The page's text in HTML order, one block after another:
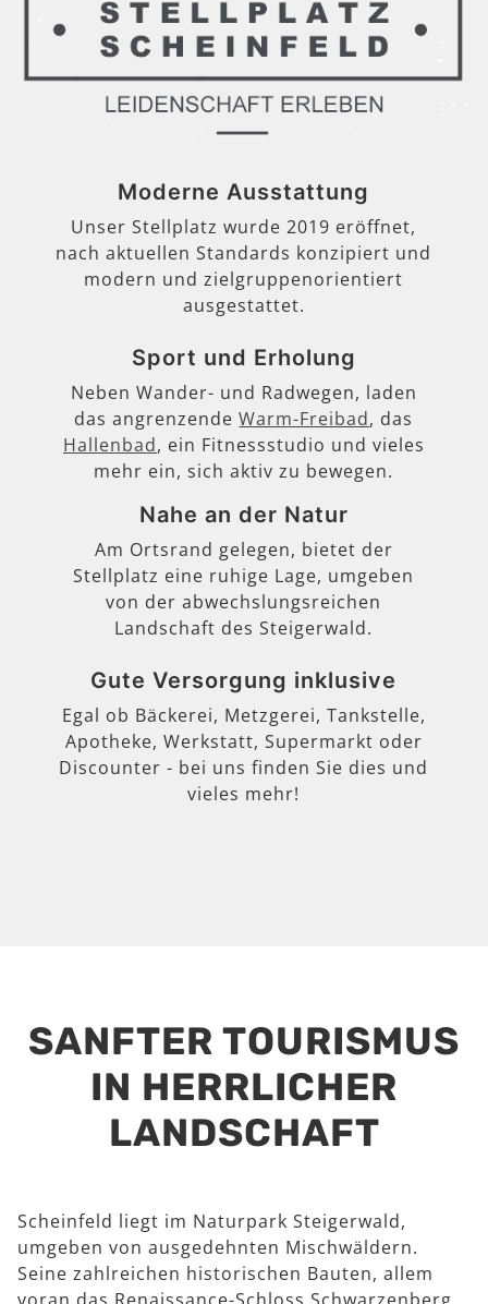
Moderne Ausstattung
Unser Stellplatz wurde 2019 eröffnet,
nach aktuellen Standards konzipiert und
modern und zielgruppenorientiert
ausgestattet.
Sport und Erholung
Neben Wander- und Radwegen, laden
das angrenzendeWarm-Freibad, das
Hallenbad, ein Fitnessstudio und vieles
mehr ein, sich aktiv zu bewegen.
Nahe an der Natur
Am Ortsrand gelegen, bietet der
Stellplatz eine ruhige Lage, umgeben
von der abwechslungsreichen
Landschaft des Steigerwald.
Gute Versorgung inklusive
Egal ob Bäckerei, Metzgerei, Tankstelle,
Apotheke, Werkstatt, Supermarkt oder
Discounter - bei uns finden Sie dies und
vieles mehr!
SANFTER TOURISMUS
IN HERRLICHER
LANDSCHAFT
Scheinfeld liegt im Naturpark Steigerwald,
umgeben von ausgedehnten Mischwäldern.
Seine zahlreichen historischen Bauten, allem